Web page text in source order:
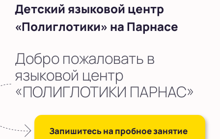
на Ленинском
на Парнасе
в Новоселье (школа)
Показать на карте
Детский языковой центр
«Полиглотики» на Парнасе
Добро пожаловать в
языковой центр
«ПОЛИГЛОТИКИ ПАРНАС»
Запишитесь на пробное занятие